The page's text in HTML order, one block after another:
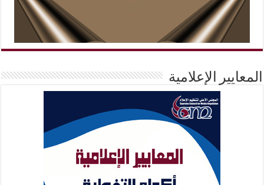
المعايير الإعلامية